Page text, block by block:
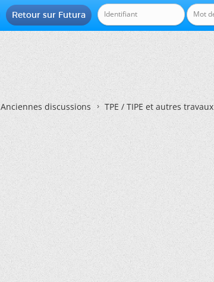
Retour sur Futura
Anciennes discussions TPE / TIPE et autres travaux